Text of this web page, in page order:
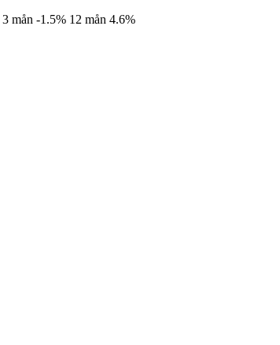
3 mån -1.5% 12 mån 4.6%